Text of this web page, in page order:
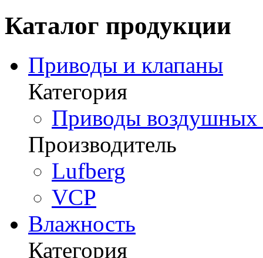
Каталог продукции
Приводы и клапаны
Категория
Приводы воздушных
Производитель
Lufberg
VCP
Влажность
Категория